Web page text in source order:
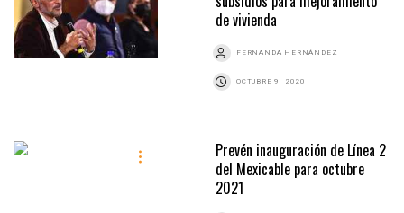
de vivienda
FERNANDA HERNÁNDEZ
OCTUBRE 9, 2020
Prevén inauguración de Línea 2
del Mexicable para octubre
2021